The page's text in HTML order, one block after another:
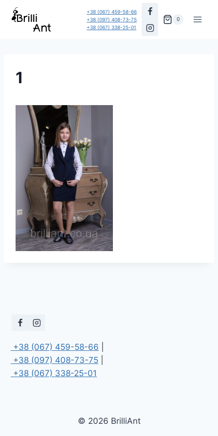
Перейти
+38 (067) 459-58-66
+38 (097) 408-73-75
+38 (067) 338-25-01
0
1
+38 (067) 459-58-66
+38 (097) 408-73-75
+38 (067) 338-25-01
© 2026 BrilliAnt